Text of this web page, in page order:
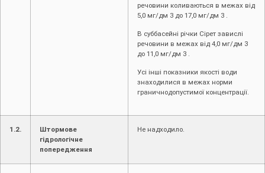
речовини коливаються в межах від
5,0 мг/дм 3 до 17,0 мг/дм 3 .
В суббасейні річки Сірет завислі
речовини в межах від 4,0 мг/дм 3
до 11,0 мг/дм 3 .
Усі інші показники якості води
знаходилися в межах норми
граничнодопустимої концентрації.
1.2.
Штормове
гідрологічне
попередження
Не надходило.